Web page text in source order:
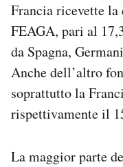
Francia ricevette
FEAGA, pari al
da Spagna,
Anche dell’altro
soprattutto la
rispettivamente il
La maggior parte